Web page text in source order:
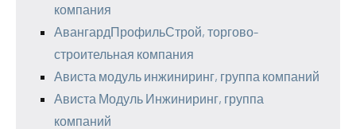
компания
АвангардПрофильСтрой, торгово-
строительная компания
Ависта модуль инжиниринг, группа компаний
Ависта Модуль Инжиниринг, группа
компаний